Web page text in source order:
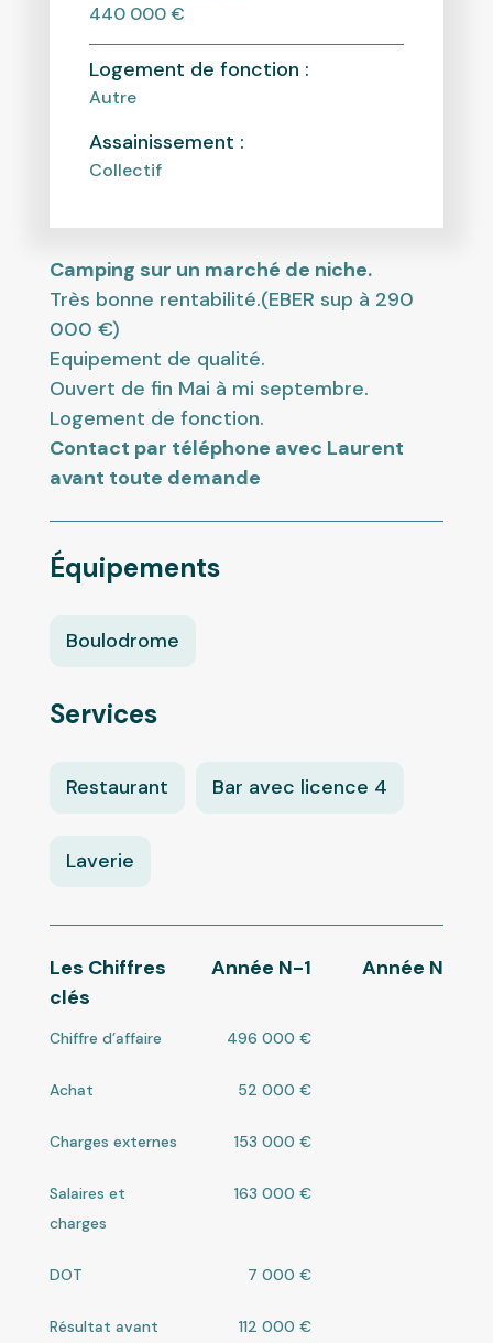
440 000 €
Logement de fonction :
Autre
Assainissement :
Collectif
Camping sur un marché de niche.
Très bonne rentabilité.(EBER sup à 290
000 €)
Equipement de qualité.
Ouvert de fin Mai à mi septembre.
Logement de fonction.
Contact par téléphone avec Laurent
avant toute demande
Équipements
Boulodrome
Services
Restaurant Bar avec licence 4
Laverie
Les Chiffres
clés
Année N-1 Année N
Chiffre d’affaire 496 000 €
Achat 52 000 €
Charges externes 153 000 €
Salaires et
charges
163 000 €
DOT 7 000 €
Résultat avant
112 000 €